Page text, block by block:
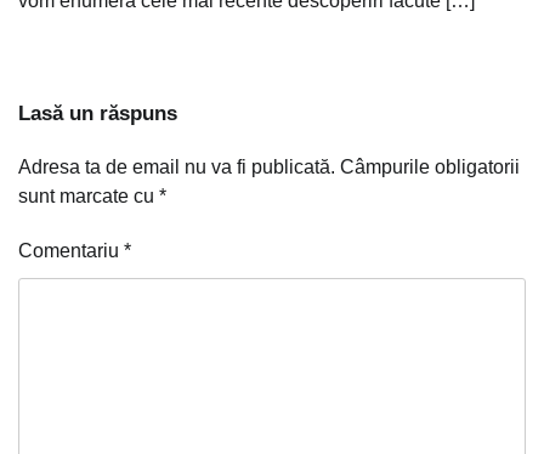
Lasă un răspuns
Adresa ta de email nu va fi publicată. Câmpurile obligatorii
sunt marcate cu *
Comentariu *